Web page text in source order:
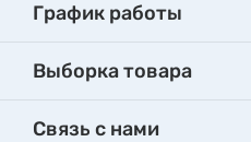
График работы
Выборка товара
Связь с нами